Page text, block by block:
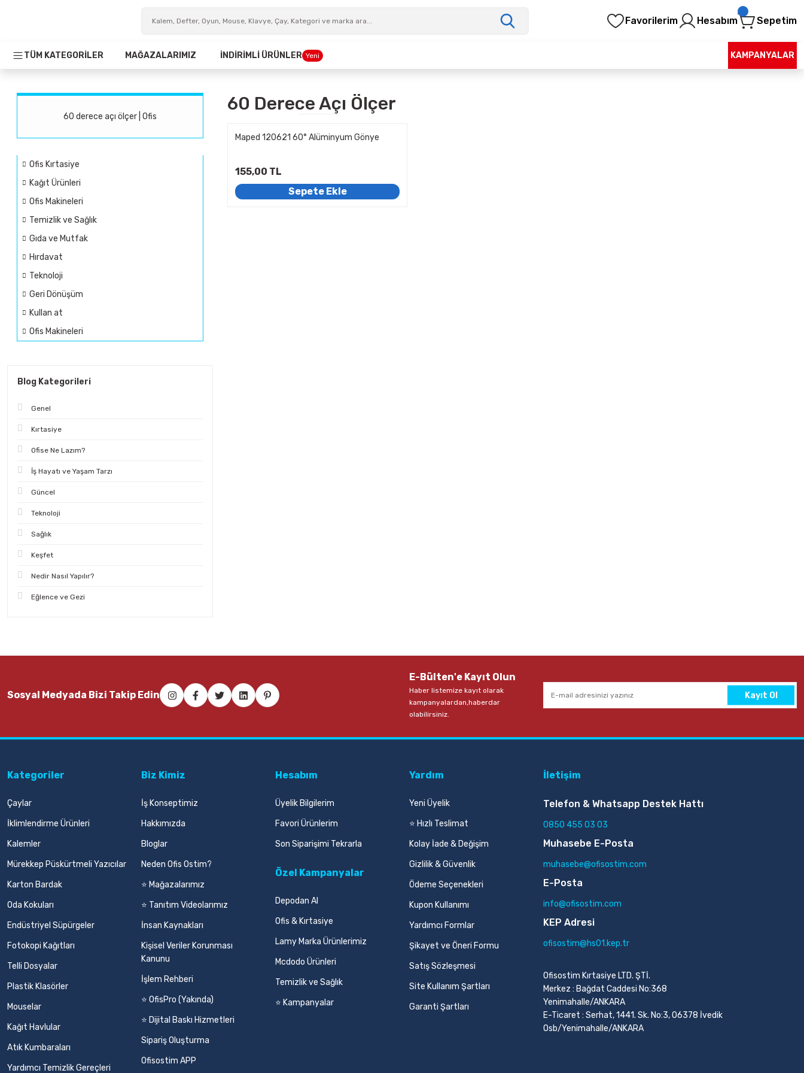
Favorilerim Hesabım Sepetim
TÜM KATEGORİLER MAĞAZALARIMIZ İNDİRİMLİ ÜRÜNLER Yeni KAMPANYALAR
60 derece açı ölçer | Ofis
Ofis Kırtasiye
Kağıt Ürünleri
Ofis Makineleri
Temizlik ve Sağlık
Gıda ve Mutfak
Hırdavat
Teknoloji
Geri Dönüşüm
Kullan at
Ofis Makineleri
Blog Kategorileri
Genel
Kırtasiye
Ofise Ne Lazım?
İş Hayatı ve Yaşam Tarzı
Güncel
Teknoloji
Sağlık
Keşfet
Nedir Nasıl Yapılır?
Eğlence ve Gezi
60 Derece Açı Ölçer
Maped 120621 60° Alüminyum Gönye
155,00 TL
Sepete Ekle
Sosyal Medyada Bizi Takip Edin
E-Bülten'e Kayıt Olun
Haber listemize kayıt olarak
kampanyalardan,haberdar
olabilirsiniz.
Kayıt Ol
Kategoriler
Çaylar
İklimlendirme Ürünleri
Kalemler
Mürekkep Püskürtmeli Yazıcılar
Karton Bardak
Oda Kokuları
Endüstriyel Süpürgeler
Fotokopi Kağıtları
Telli Dosyalar
Plastik Klasörler
Mouselar
Kağıt Havlular
Atık Kumbaraları
Yardımcı Temizlik Gereçleri
Biz Kimiz
İş Konseptimiz
Hakkımızda
Bloglar
Neden Ofis Ostim?
⭐ Mağazalarımız
⭐ Tanıtım Videolarımız
İnsan Kaynakları
Kişisel Veriler Korunması
Kanunu
İşlem Rehberi
⭐ OfisPro (Yakında)
⭐ Dijital Baskı Hizmetleri
Sipariş Oluşturma
Ofisostim APP
Hesabım
Üyelik Bilgilerim
Favori Ürünlerim
Son Siparişimi Tekrarla
Özel Kampanyalar
Depodan Al
Ofis & Kırtasiye
Lamy Marka Ürünlerimiz
Mcdodo Ürünleri
Temizlik ve Sağlık
⭐ Kampanyalar
Yardım
Yeni Üyelik
⭐ Hızlı Teslimat
Kolay İade & Değişim
Gizlilik & Güvenlik
Ödeme Seçenekleri
Kupon Kullanımı
Yardımcı Formlar
Şikayet ve Öneri Formu
Satış Sözleşmesi
Site Kullanım Şartları
Garanti Şartları
İletişim
Telefon & Whatsapp Destek Hattı
0850 455 03 03
Muhasebe E-Posta
muhasebe@ofisostim.com
E-Posta
info@ofisostim.com
KEP Adresi
ofisostim@hs01.kep.tr
Ofisostim Kırtasiye LTD. ŞTİ.
Merkez : Bağdat Caddesi No:368
Yenimahalle/ANKARA
E-Ticaret : Serhat, 1441. Sk. No:3, 06378 İvedik
Osb/Yenimahalle/ANKARA